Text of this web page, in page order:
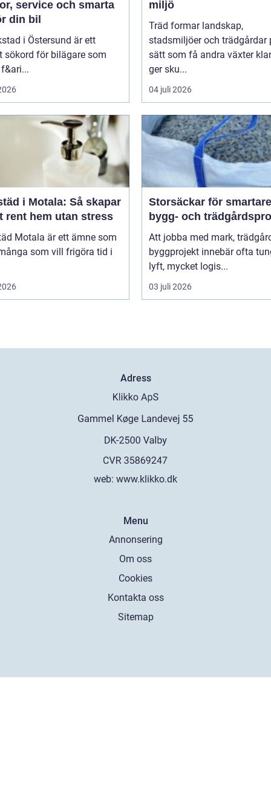
service och smarta
din bil
i Östersund är ett
sökord för bilägare som
miljö
Träd formar landskap,
stadsmiljöer och trädgårdar
sätt som få andra växter
ger sku...
04 juli 2026
i Motala: Så skapar
rent hem utan stress
Motala är ett ämne som
som vill frigöra tid i
Storsäckar för smartare
bygg- och
Att jobba med mark,
byggprojekt innebär ofta
lyft, mycket logis...
03 juli 2026
Adress
web: www.klikko.dk
Menu
Annonsering
Om oss
Cookies
Kontakta oss
Sitemap